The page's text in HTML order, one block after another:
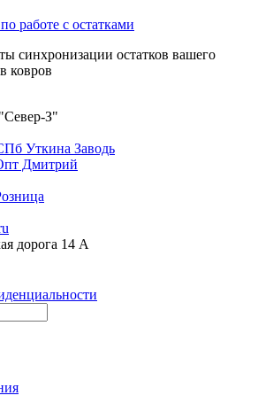
работе с остатками
синхронизации остатков вашего
ковров
З"
Уткина Заводь
Дмитрий
дорога 14 А